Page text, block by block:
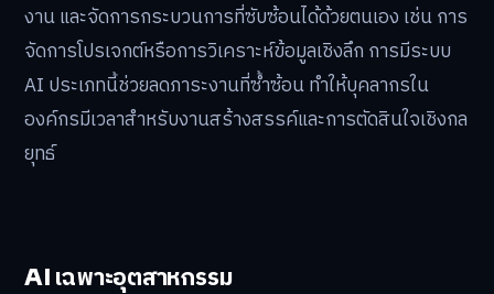
งาน และจัดการกระบวนการที่ซับซ้อนได้ด้วยตนเอง เช่น การ
จัดการโปรเจกต์หรือการวิเคราะห์ข้อมูลเชิงลึก การมีระบบ
AI ประเภทนี้ช่วยลดภาระงานที่ซ้ำซ้อน ทำให้บุคลากรใน
องค์กรมีเวลาสำหรับงานสร้างสรรค์และการตัดสินใจเชิงกล
ยุทธ์
AI เฉพาะอุตสาหกรรม